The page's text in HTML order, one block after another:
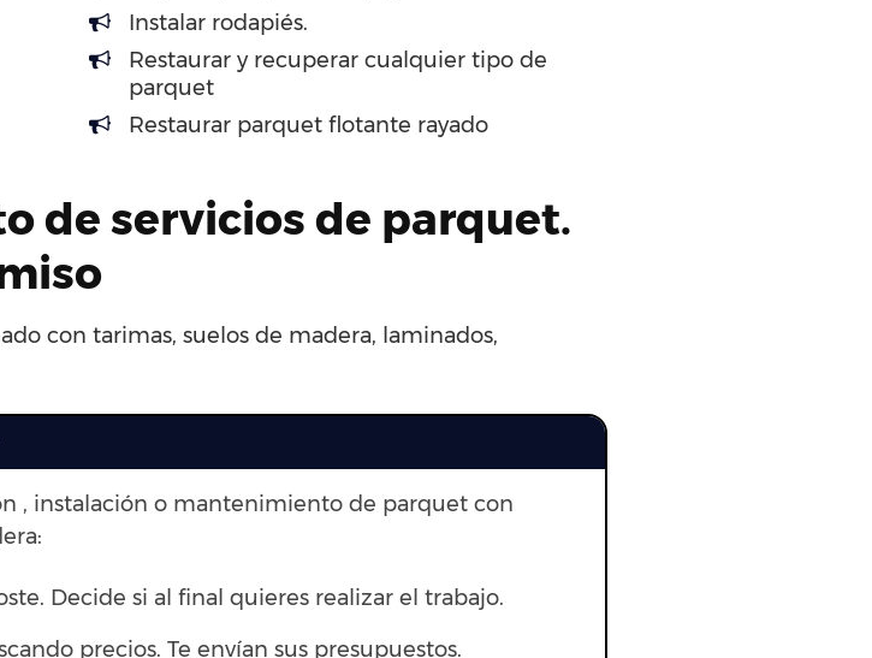
Instalar rodapiés.
Restaurar y recuperar cualquier tipo de
parquet
Restaurar parquet flotante rayado
de servicios de parquet.
con tarimas, suelos de madera, laminados,
, instalación o mantenimiento de parquet con
Decide si al final quieres realizar el trabajo.
precios. Te envían sus presupuestos.